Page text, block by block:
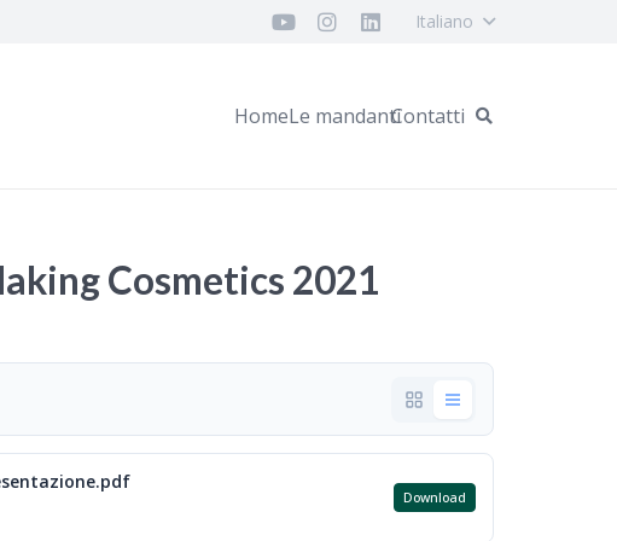
Italiano
HomeLe mandantiContatti
Cosmetics 2021
Download